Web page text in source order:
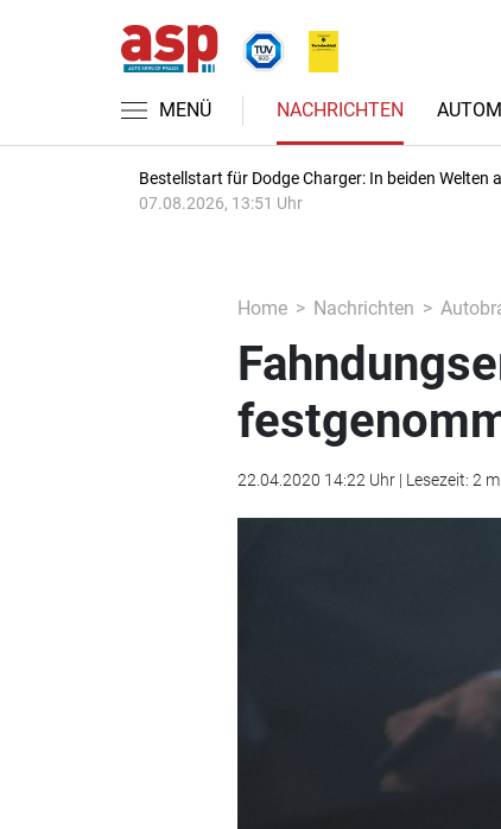
MENÜ NACHRICHTEN
Bestellstart für Dodge Charger: In beiden Welten
07.08.2026, 13:51 Uhr
Home Nachrichten
22.04.2020 14:22 Uhr | Lesezeit: 2